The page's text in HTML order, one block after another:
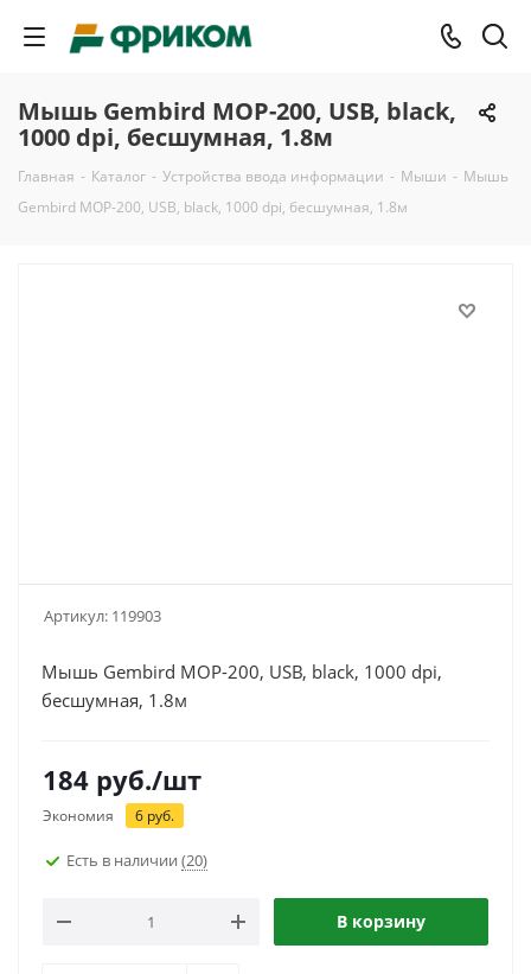
Мышь Gembird MOP-200, USB, black,
1000 dpi, бесшумная, 1.8м
Главная - Каталог - Устройства ввода информации - Мыши - Мышь
Gembird MOP-200, USB, black, 1000 dpi, бесшумная, 1.8м
Артикул: 119903
Мышь Gembird MOP-200, USB, black, 1000 dpi,
бесшумная, 1.8м
184 руб./шт
Экономия 6 руб.
Есть в наличии (20)
В корзину